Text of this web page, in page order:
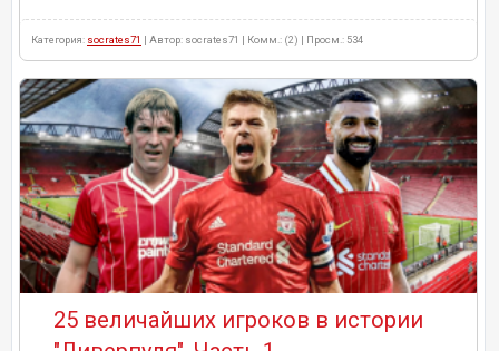
Категория: socrates71 | Автор: socrates71 | Комм.: (2) | Просм.: 534
25 величайших игроков в истории